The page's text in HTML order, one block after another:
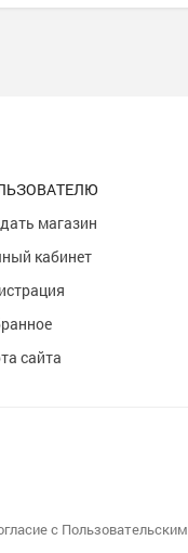
магазин
кабинет
сайта
с Пользовательским